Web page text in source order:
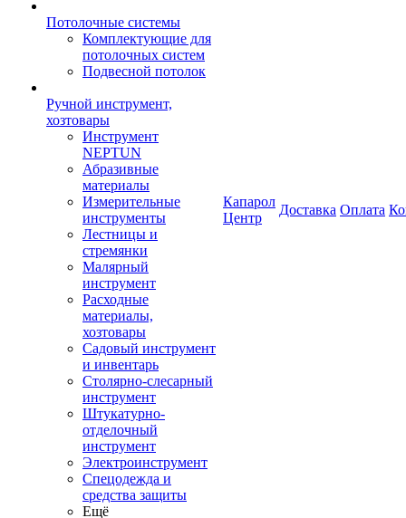
Потолочные системы
Комплектующие для
потолочных систем
Подвесной потолок
Ручной инструмент,
хозтовары
Инструмент
NEPTUN
Абразивные
материалы
Измерительные
инструменты
Лестницы и
стремянки
Малярный
инструмент
Расходные
материалы,
хозтовары
Садовый инструмент
и инвентарь
Столярно-слесарный
инструмент
Штукатурно-
отделочный
инструмент
Электроинструмент
Спецодежда и
средства защиты
Ещё
Капарол
Центр
Доставка Оплата